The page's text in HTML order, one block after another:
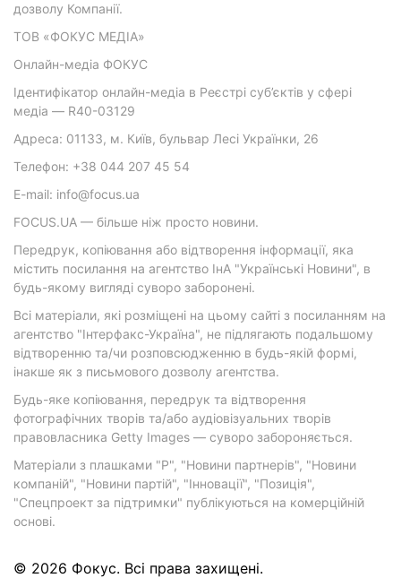
дозволу Компанії.
ТОВ «ФОКУС МЕДІА»
Онлайн-медіа ФОКУС
Ідентифікатор онлайн-медіа в Реєстрі суб’єктів у сфері
медіа — R40-03129
Адреса: 01133, м. Київ, бульвар Лесі Українки, 26
Телефон: +38 044 207 45 54
E-mail: info@focus.ua
FOCUS.UA — більше ніж просто новини.
Передрук, копіювання або відтворення інформації, яка
містить посилання на агентство ІнА "Українські Новини", в
будь-якому вигляді суворо заборонені.
Всі матеріали, які розміщені на цьому сайті з посиланням на
агентство "Інтерфакс-Україна", не підлягають подальшому
відтворенню та/чи розповсюдженню в будь-якій формі,
інакше як з письмового дозволу агентства.
Будь-яке копіювання, передрук та відтворення
фотографічних творів та/або аудіовізуальних творів
правовласника Getty Images — суворо забороняється.
Матеріали з плашками "Р", "Новини партнерів", "Новини
компаній", "Новини партій", "Інновації", "Позиція",
"Спецпроект за підтримки" публікуються на комерційній
основі.
© 2026 Фокус. Всі права захищені.